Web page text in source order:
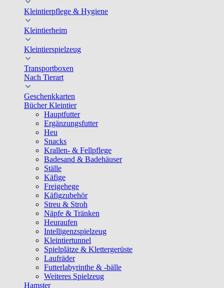
Kleintierpflege & Hygiene
Kleintierheim
Kleintierspielzeug
Transportboxen
Nach Tierart
Geschenkkarten
Bücher Kleintier
Hauptfutter
Ergänzungsfutter
Heu
Snacks
Krallen- & Fellpflege
Badesand & Badehäuser
Ställe
Käfige
Freigehege
Käfigzubehör
Streu & Stroh
Näpfe & Tränken
Heuraufen
Intelligenzspielzeug
Kleintiertunnel
Spielplätze & Klettergerüste
Laufräder
Futterlabyrinthe & -bälle
Weiteres Spielzeug
Hamster